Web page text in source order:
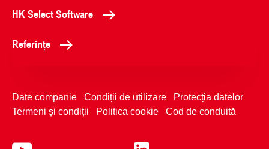
HK Select Software
Referințe
Date companie Condiții de utilizare
Protecția datelor
Termeni și condiții
Politica cookie Cod de conduită